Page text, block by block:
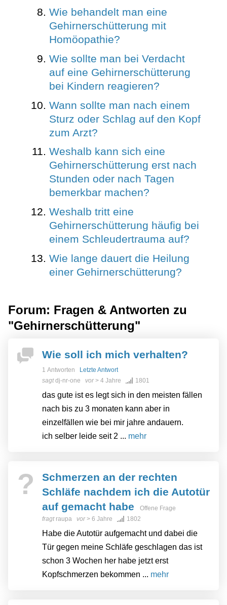
Wie behandelt man eine
Gehirnerschütterung mit
Homöopathie?
Wie sollte man bei Verdacht
auf eine Gehirnerschütterung
bei Kindern reagieren?
Wann sollte man nach einem
Sturz oder Schlag auf den Kopf
zum Arzt?
Weshalb kann sich eine
Gehirnerschütterung erst nach
Stunden oder nach Tagen
bemerkbar machen?
Weshalb tritt eine
Gehirnerschütterung häufig bei
einem Schleudertrauma auf?
Wie lange dauert die Heilung
einer Gehirnerschütterung?
Forum: Fragen & Antworten zu
"Gehirnerschütterung"
Wie soll ich mich verhalten?
1 Antworten
Letzte Antwort
sagtdj-nr-one vor> 4 Jahre 1801
das gute ist es legt sich in den meisten fällen
nach bis zu 3 monaten kann aber in
einzelfällen wie bei mir jahre andauern.
ich selber leide seit 2 ... mehr
?
Schmerzen an der rechten
Schläfe nachdem ich die Autotür
auf gemacht habe
Offene Frage
fragt raupa vor> 6 Jahre 1802
Habe die Autotür aufgemacht und dabei die
Tür gegen meine Schläfe geschlagen das ist
schon 3 Wochen her habe jetzt erst
Kopfschmerzen bekommen ... mehr